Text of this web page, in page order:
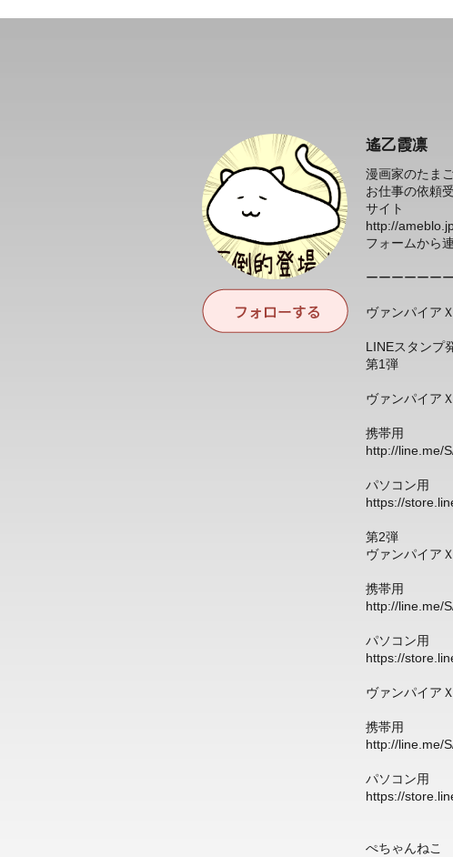
遙乙霞凛
漫画家のたま
お仕事の依頼
サイト
http://
フォームから
ーーーーーー
ヴァンパイア
LINEスタンプ
第1弾
ヴァンパイア
携帯用
http://line.me/
パソコン用
https://
第2弾
ヴァンパイア
携帯用
http://line.me/
パソコン用
https://
ヴァンパイア
携帯用
http://line.me/
パソコン用
https://
ぺちゃんねこ